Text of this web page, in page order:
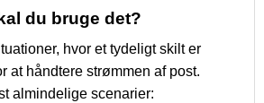
du bruge det?
hvor et tydeligt skilt er
at håndtere strømmen af post.
almindelige scenarier: